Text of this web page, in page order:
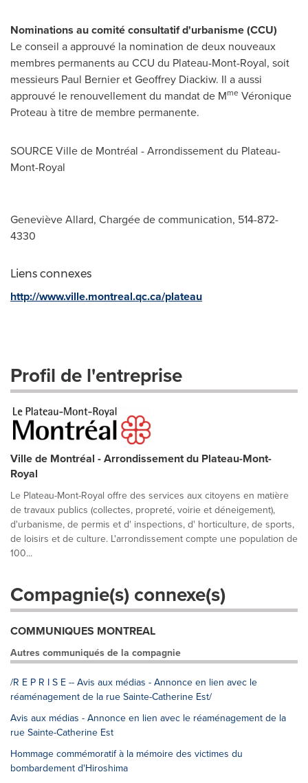
Nominations au comité consultatif d'urbanisme (CCU)
Le conseil a approuvé la nomination de deux nouveaux
membres permanents au CCU du Plateau-Mont-Royal, soit
messieurs Paul Bernieret Geoffrey Diackiw. Il a aussi
approuvé le renouvellement du mandat de Mme Véronique
Proteau à titre de membre permanente.
SOURCE Ville de Montréal - Arrondissement du Plateau-
Mont-Royal
Geneviève Allard, Chargée de communication, 514-872-
4330
Liens connexes
http://www.ville.montreal.qc.ca/plateau
Profil de l'entreprise
Ville de Montréal - Arrondissement du Plateau-Mont-
Royal
Le Plateau-Mont-Royal offre des services aux citoyens en matière
de travaux publics (collectes, propreté, voirie et déneigement),
d'urbanisme, de permis et d' inspections, d' horticulture, de sports,
de loisirs et de culture. L'arrondissement compte une population de
100...
Compagnie(s) connexe(s)
COMMUNIQUES MONTREAL
Autres communiqués de la compagnie
/R E P R I S E -- Avis aux médias - Annonce en lien avec le
réaménagement de la rue Sainte-Catherine Est/
Avis aux médias - Annonce en lien avec le réaménagement de la
rue Sainte-Catherine Est
Hommage commémoratif à la mémoire des victimes du
bombardement d'Hiroshima